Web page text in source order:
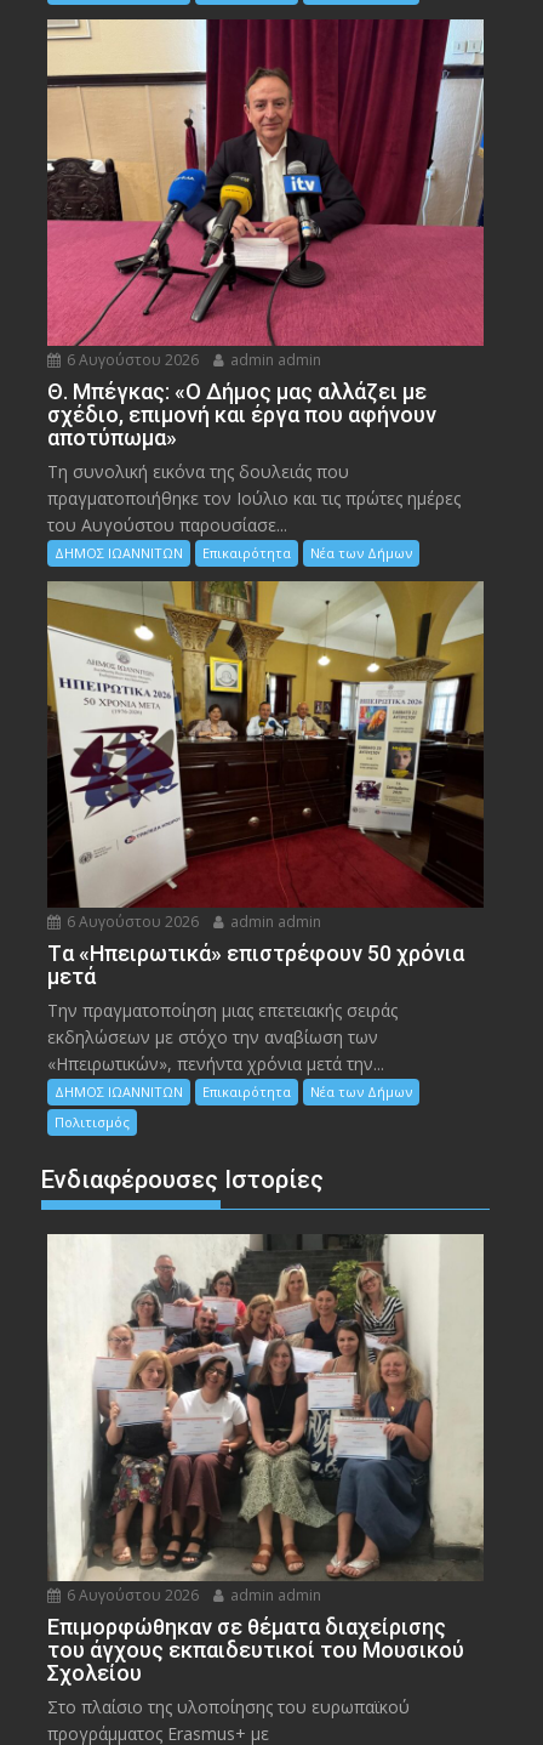
6 Αυγούστου 2026 admin admin
Θ. Μπέγκας: «Ο Δήμος μας αλλάζει με
σχέδιο, επιμονή και έργα που αφήνουν
αποτύπωμα»
Τη συνολική εικόνα της δουλειάς που
πραγματοποιήθηκε τον Ιούλιο και τις πρώτες ημέρες
του Αυγούστου παρουσίασε...
ΔΗΜΟΣ ΙΩΑΝΝΙΤΩΝ Επικαιρότητα Νέα των Δήμων
6 Αυγούστου 2026 admin admin
Tα «Ηπειρωτικά» επιστρέφουν 50 χρόνια
μετά
Την πραγματοποίηση μιας επετειακής σειράς
εκδηλώσεων με στόχο την αναβίωση των
«Ηπειρωτικών», πενήντα χρόνια μετά την...
ΔΗΜΟΣ ΙΩΑΝΝΙΤΩΝ Επικαιρότητα
Νέα των Δήμων
Πολιτισμός
Ενδιαφέρουσες Ιστορίες
6 Αυγούστου 2026 admin admin
Eπιμορφώθηκαν σε θέματα διαχείρισης
του άγχους εκπαιδευτικοί του Μουσικού
Σχολείου
Στο πλαίσιο της υλοποίησης του ευρωπαϊκού
προγράμματος Erasmus+ με